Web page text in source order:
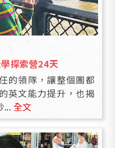
探索營24天
的領隊，讓整個團都
英文能力提升，也揭
...全文